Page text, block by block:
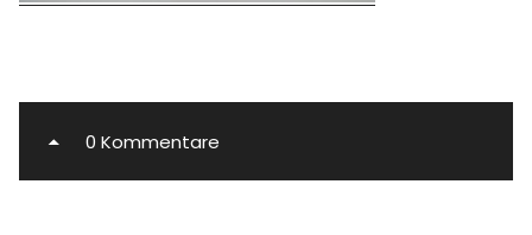
0 Kommentare